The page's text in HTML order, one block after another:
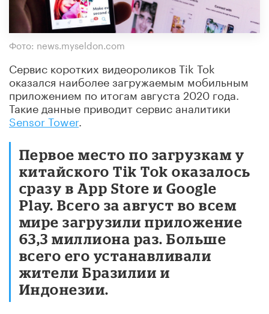
Фото: news.myseldon.com
Сервис коротких видеороликов Tik Tok
оказался наиболее загружаемым мобильным
приложением по итогам августа 2020 года.
Такие данные приводит сервис аналитики
Sensor Tower.
Первое место по загрузкам у
китайского Tik Tok оказалось
сразу в App Store и Google
Play. Всего за август во всем
мире загрузили приложение
63,3 миллиона раз. Больше
всего его устанавливали
жители Бразилии и
Индонезии.